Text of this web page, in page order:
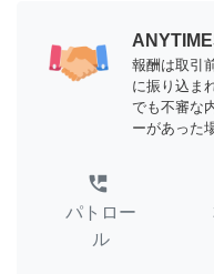
報酬は取引
に振り込ま
でも不審な
ーがあった
perm_phone_msg
パトロー
ル